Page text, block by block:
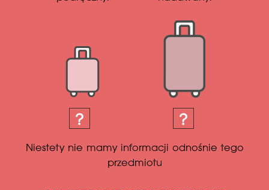
Niestety nie mamy informacji odnośnie tego
przedmiotu